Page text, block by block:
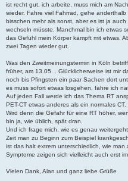
ist recht gut, ich arbeite, muss mich am
wieder. Fahre viel Fahrrad, gehe
bisschen mehr als sonst, aber es ist ja
wechseln müsste. Manchmal bin ich etwas
das Gefühl mein Körper kämpft mit etwas.
zwei Tagen wieder gut.
Was den Zweitmeinungstermin in Köln
früher, am 13.05. . Glücklicherweise ist mir
noch bis Pfingsten ein paar Sachen dort
es muss sofort etwas losgehen, fahre ich
Auf jeden Fall werde ich das Thema RT
PET-CT etwas anderes als ein normales
Wird denn die Gefahr für eine RT höher,
bin ja, wie üblich, spät dran.
Und ich frage mich, wie es genau
Zeit man zu Beginn zum Beispiel
ist das halt extrem unterschiedlich, wie
Symptome zeigen sich vielleicht auch erst im
Vielen Dank, Alan und ganz liebe Grüße